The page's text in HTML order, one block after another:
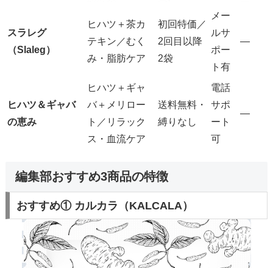
スラレグ
（Slaleg）
ヒハツ＋茶カ
テキン／むく
み・脂肪ケア
初回特価／
2回目以降
2袋
メー
ルサ
ポー
ト有
―
ヒハツ＆ギャバ
の恵み
ヒハツ＋ギャ
バ＋メリロー
ト／リラック
ス・血流ケア
送料無料・
縛りなし
電話
サポ
ート
可
―
編集部おすすめ3商品の特徴
おすすめ① カルカラ（KALCALA）